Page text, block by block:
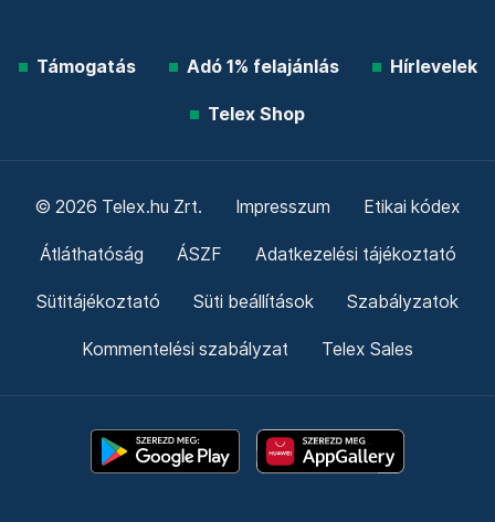
Támogatás Adó 1% felajánlás Hírlevelek
Telex Shop
© 2026 Telex.hu Zrt. Impresszum Etikai kódex
Átláthatóság ÁSZF Adatkezelési tájékoztató
Sütitájékoztató Süti beállítások Szabályzatok
Kommentelési szabályzat Telex Sales